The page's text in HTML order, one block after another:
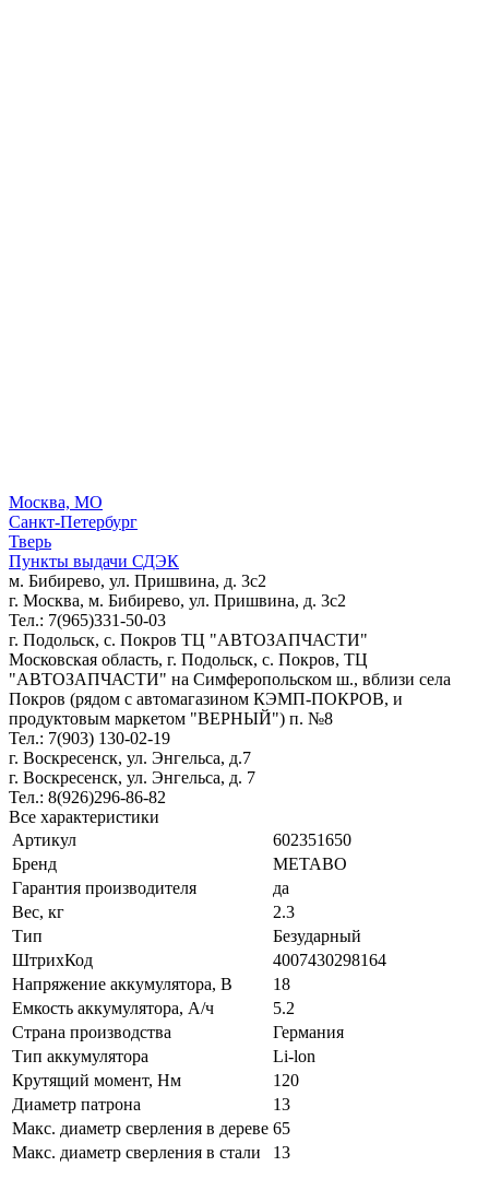
Москва, МО
Санкт-Петербург
Тверь
Пункты выдачи СДЭК
м. Бибирево, ул. Пришвина, д. 3с2
г. Москва, м. Бибирево, ул. Пришвина, д. 3с2
Тел.: 7(965)331-50-03
г. Подольск, c. Покров ТЦ "АВТОЗАПЧАСТИ"
Московская область, г. Подольск, c. Покров, ТЦ
"АВТОЗАПЧАСТИ" на Симферопольском ш., вблизи села
Покров (рядом с автомагазином КЭМП-ПОКРОВ, и
продуктовым маркетом "ВЕРНЫЙ") п. №8
Тел.: 7(903) 130-02-19
г. Воскресенск, ул. Энгельса, д.7
г. Воскресенск, ул. Энгельса, д. 7
Тел.: 8(926)296-86-82
Все характеристики
Артикул
602351650
Бренд
METABO
Гарантия производителя
да
Вес, кг
2.3
Тип
Безударный
ШтрихКод
4007430298164
Напряжение аккумулятора, В
18
Емкость аккумулятора, А/ч
5.2
Страна производства
Германия
Тип аккумулятора
Li-lon
Крутящий момент, Нм
120
Диаметр патрона
13
Макс. диаметр сверления в дереве 65
Макс. диаметр сверления в стали
13